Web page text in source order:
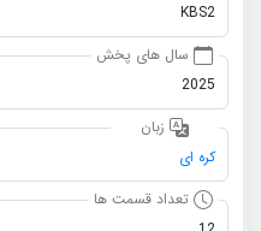
KBS2
سال های پخش
2025
زبان
کره ای
تعداد قسمت ها